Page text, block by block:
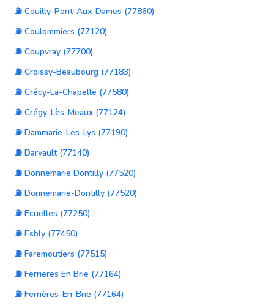
⛽ Couilly-Pont-Aux-Dames (77860)
⛽ Coulommiers (77120)
⛽ Coupvray (77700)
⛽ Croissy-Beaubourg (77183)
⛽ Crécy-La-Chapelle (77580)
⛽ Crégy-Lès-Meaux (77124)
⛽ Dammarie-Les-Lys (77190)
⛽ Darvault (77140)
⛽ Donnemarie Dontilly (77520)
⛽ Donnemarie-Dontilly (77520)
⛽ Ecuelles (77250)
⛽ Esbly (77450)
⛽ Faremoutiers (77515)
⛽ Ferrieres En Brie (77164)
⛽ Ferrières-En-Brie (77164)